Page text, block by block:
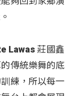
Lawas 莊國鑫
傳統樂舞的底
練，所以每一